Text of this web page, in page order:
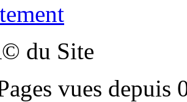
du Site
vues